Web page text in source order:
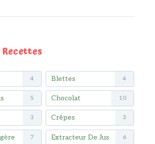
4 Blettes 4
5 Chocolat 10
3 Crêpes 3
7 Extracteur De Jus 6